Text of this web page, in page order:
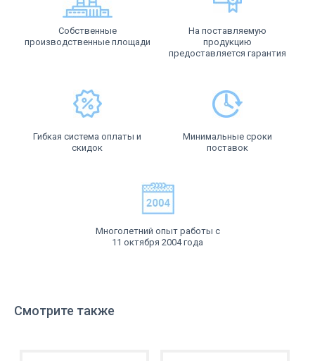
Собственные
производственные площади
На поставляемую
продукцию
предоставляется гарантия
Гибкая система оплаты и
скидок
Минимальные сроки
поставок
Многолетний опыт работы с
11 октября 2004 года
Смотрите также